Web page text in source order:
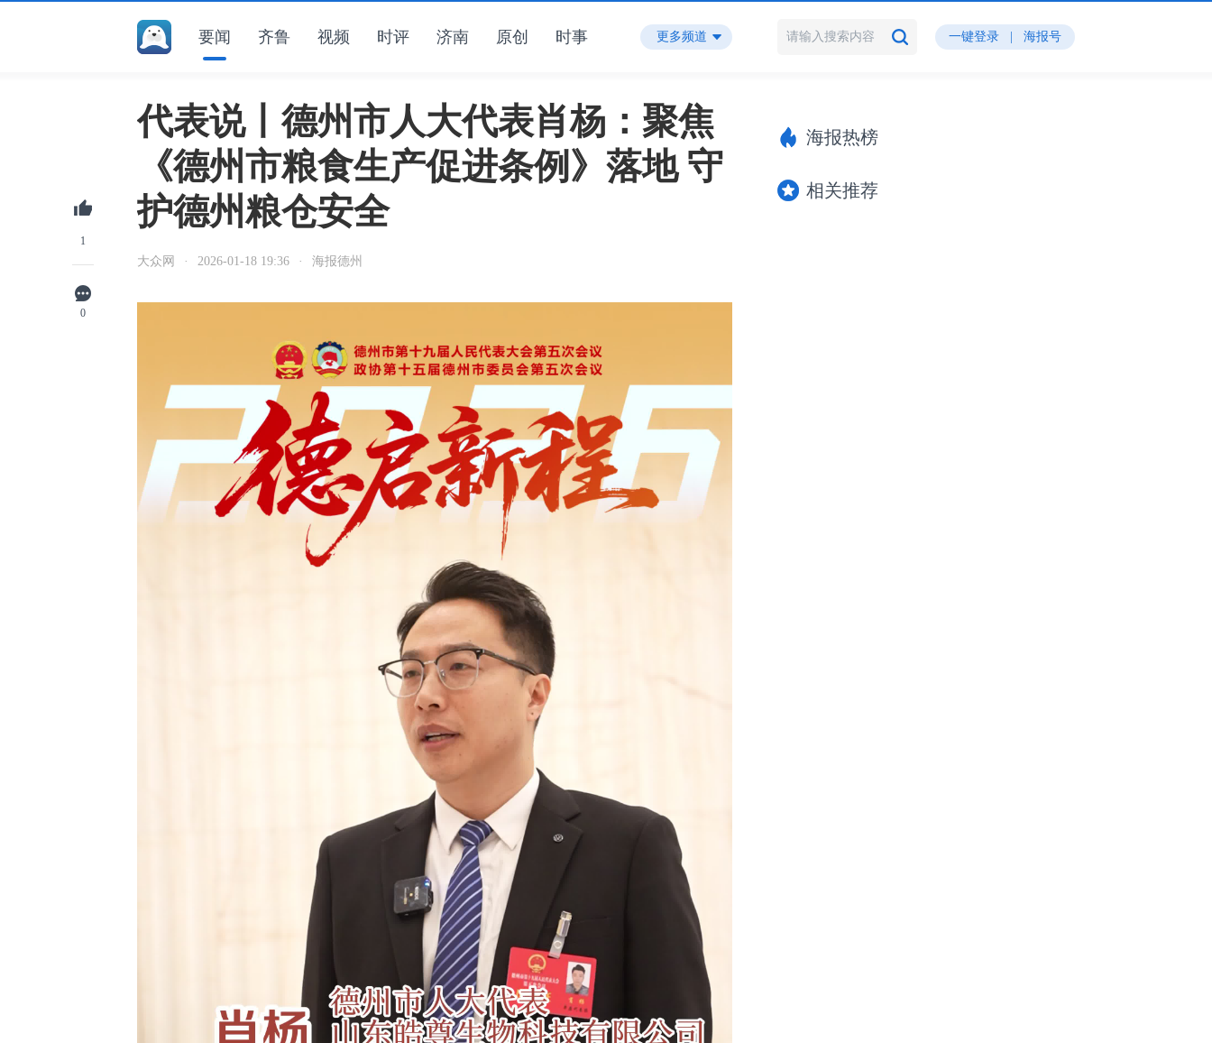
要闻 齐鲁 视频 时评 济南 原创 时事 更多频道 一键登录 海报号
1
0
代表说丨德州市人大代表肖杨：聚焦
《德州市粮食生产促进条例》落地 守
护德州粮仓安全
大众网 · 2026-01-18 19:36 · 海报德州
海报热榜
相关推荐